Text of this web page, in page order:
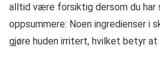
alltid være forsiktig dersom du har
oppsummere: Noen ingredienser i
gjøre huden irritert, hvilket betyr at